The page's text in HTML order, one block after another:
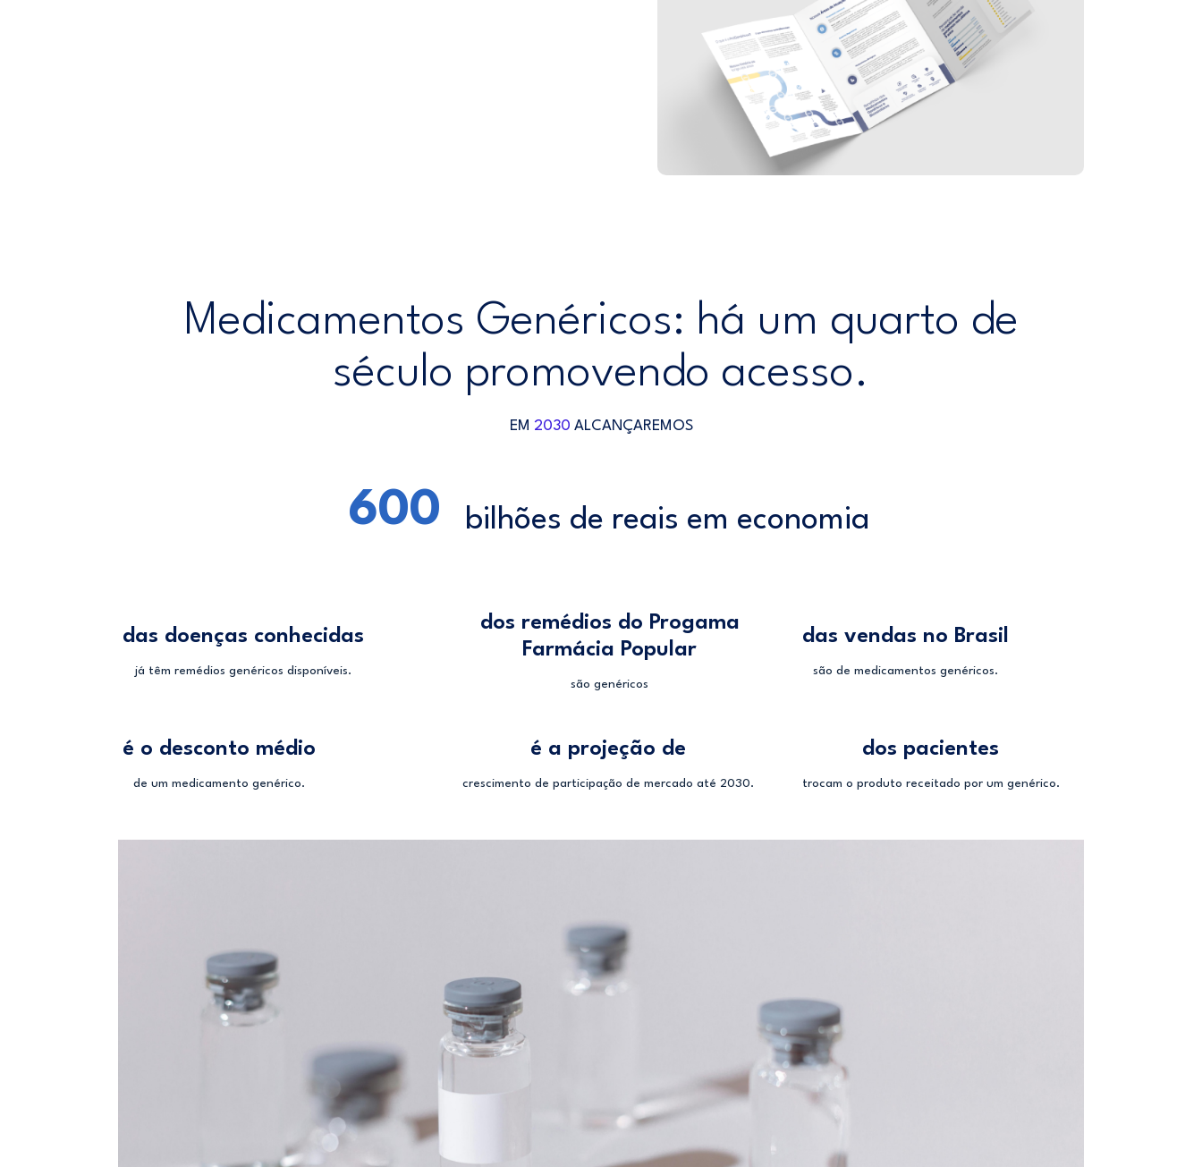
Medicamentos Genéricos: há um quarto de
século promovendo acesso.
EM 2030 ALCANÇAREMOS
600 bilhões de reais em economia
das doenças conhecidas
já têm remédios genéricos disponíveis.
dos remédios do Progama
Farmácia Popular
são genéricos
das vendas no Brasil
são de medicamentos genéricos.
é o desconto médio
de um medicamento genérico.
é a projeção de
crescimento de participação de mercado até 2030.
dos pacientes
trocam o produto receitado por um genérico.